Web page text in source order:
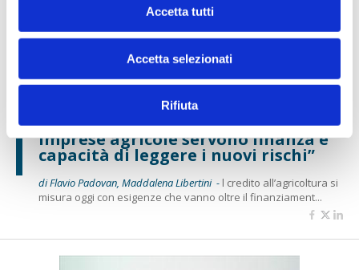
Accetta tutti
Accetta selezionati
Rifiuta
Mancinelli (Gruppo BCC Iccrea): “Alle
imprese agricole servono finanza e
capacità di leggere i nuovi rischi”
di Flavio Padovan, Maddalena Libertini - l credito all’agricoltura si
misura oggi con esigenze che vanno oltre il finanziament...